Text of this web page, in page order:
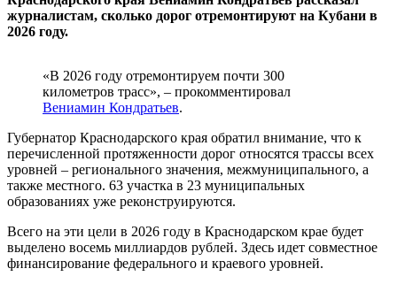
журналистам, сколько дорог отремонтируют на Кубани в
2026 году.
«В 2026 году отремонтируем почти 300
километров трасс», – прокомментировал
Вениамин Кондратьев.
Губернатор Краснодарского края обратил внимание, что к
перечисленной протяженности дорог относятся трассы всех
уровней – регионального значения, межмуниципального, а
также местного. 63 участка в 23 муниципальных
образованиях уже реконструируются.
Всего на эти цели в 2026 году в Краснодарском крае будет
выделено восемь миллиардов рублей. Здесь идет совместное
финансирование федерального и краевого уровней.